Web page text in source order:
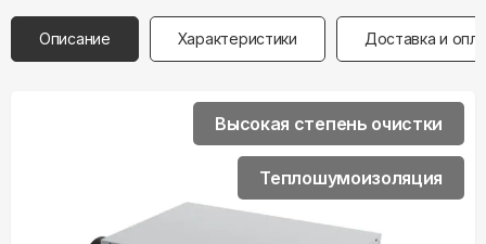
Описание Характеристики Доставка и
Высокая степень очистки
Теплошумоизоляция